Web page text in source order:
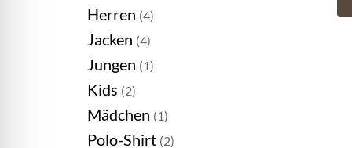
Herren (4)
Jacken (4)
Jungen (1)
Kids (2)
Mädchen (1)
Polo-Shirt (2)